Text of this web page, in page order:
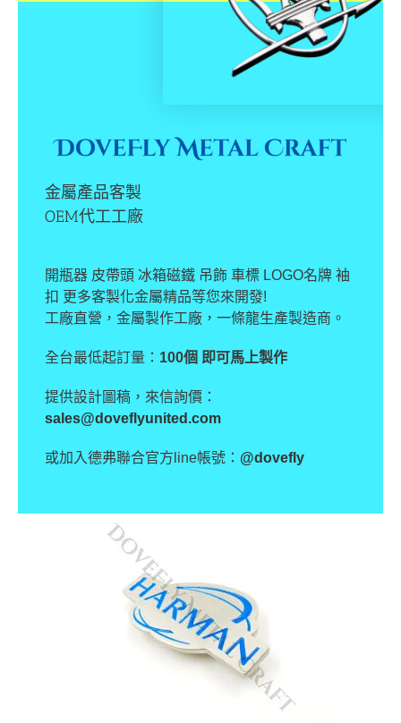
金屬產品客製
OEM代工工廠
開瓶器 皮帶頭 冰箱磁鐵 吊飾 車標 LOGO名牌 袖
扣 更多客製化金屬精品等您來開發!
工廠直營，金屬製作工廠，一條龍生產製造商。
全台最低起訂量： 100個 即可馬上製作
提供設計圖稿，來信詢價：
sales@doveflyunited.com
或加入德弗聯合官方line帳號： @dovefly